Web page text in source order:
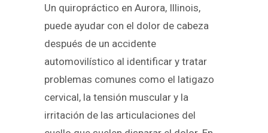
Un quiropráctico en Aurora, Illinois,
puede ayudar con el dolor de cabeza
después de un accidente
automovilístico al identificar y tratar
problemas comunes como el latigazo
cervical, la tensión muscular y la
irritación de las articulaciones del